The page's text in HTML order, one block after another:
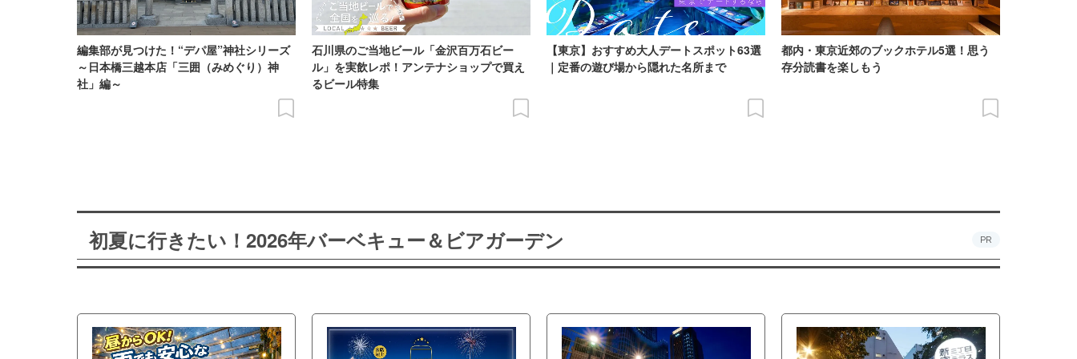
編集部が見つけた！“デパ屋”神社シリーズ
～日本橋三越本店「三囲（みめぐり）神
社」編～
石川県のご当地ビール「金沢百万石ビー
ル」を実飲レポ！アンテナショップで買え
るビール特集
【東京】おすすめ大人デートスポット63選
｜定番の遊び場から隠れた名所まで
都内・東京近郊のブックホテル5選！思う
存分読書を楽しもう
初夏に行きたい！2026年バーベキュー＆ビアガーデン PR